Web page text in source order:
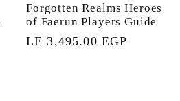
Forgotten Realms Heroes
of Faerun Players Guide
السعر
LE 3,495.00 EGP